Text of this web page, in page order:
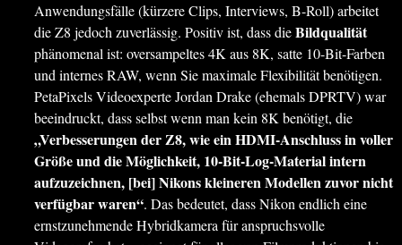
Anwendungsfälle (kürzere Clips, Interviews, B-Roll) arbeitet
die Z8 jedoch zuverlässig. Positiv ist, dass dieBildqualität
phänomenal ist: oversampeltes 4K aus 8K, satte 10-Bit-Farben
und internes RAW, wenn Sie maximale Flexibilität benötigen.
PetaPixels Videoexperte Jordan Drake (ehemals DPRTV) war
beeindruckt, dass selbst wenn man kein 8K benötigt, die
„Verbesserungen der Z8, wie ein HDMI-Anschluss in voller
Größe und die Möglichkeit, 10-Bit-Log-Material intern
aufzuzeichnen, [bei] Nikons kleineren Modellen zuvor nicht
verfügbar waren“. Das bedeutet, dass Nikon endlich eine
ernstzunehmende Hybridkamera für anspruchsvolle